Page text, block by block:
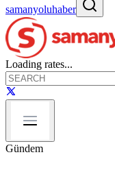
samanyoluhaber
Loading rates...
Gündem